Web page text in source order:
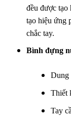
đều được
tạo hiệu ứng
chắc tay.
Bình đựng
Dung
Thiết
Tay